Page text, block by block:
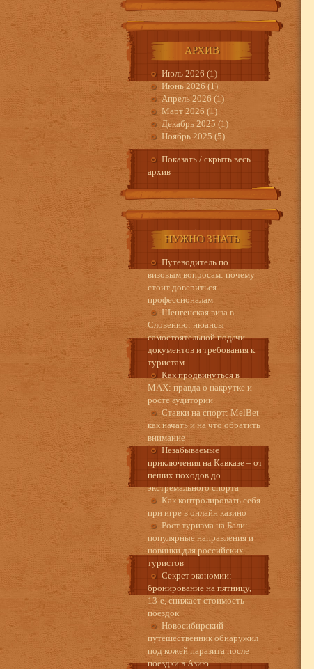
АРХИВ
Июль 2026 (1)
Июнь 2026 (1)
Апрель 2026 (1)
Март 2026 (1)
Декабрь 2025 (1)
Ноябрь 2025 (5)
Показать / скрыть весь
архив
НУЖНО ЗНАТЬ
Путеводитель по
визовым вопросам: почему
стоит довериться
профессионалам
Шенгенская виза в
Словению: нюансы
самостоятельной подачи
документов и требования к
туристам
Как продвинуться в
MAX: правда о накрутке и
росте аудитории
Ставки на спорт: MelBet
как начать и на что обратить
внимание
Незабываемые
приключения на Кавказе – от
пеших походов до
экстремального спорта
Как контролировать себя
при игре в онлайн казино
Рост туризма на Бали:
популярные направления и
новинки для российских
туристов
Секрет экономии:
бронирование на пятницу,
13-е, снижает стоимость
поездок
Новосибирский
путешественник обнаружил
под кожей паразита после
поездки в Азию